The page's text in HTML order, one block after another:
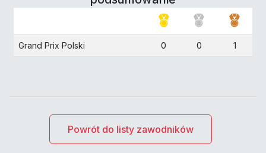
Grand Prix Polski 0 0 1
Powrót do listy zawodników